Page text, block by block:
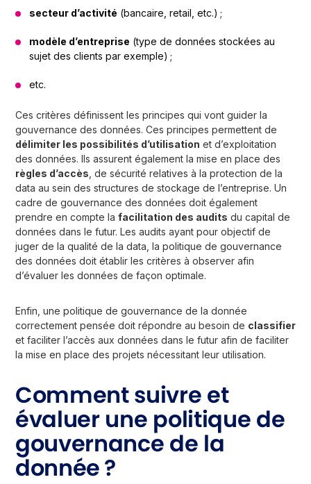
secteur d’activité (bancaire, retail, etc.) ;
modèle d’entreprise (type de données stockées au
sujet des clients par exemple) ;
etc.
Ces critères définissent les principes qui vont guider la
gouvernance des données. Ces principes permettent de
délimiter les possibilités d’utilisation et d’exploitation
des données. Ils assurent également la mise en place des
règles d’accès , de sécurité relatives à la protection de la
data au sein des structures de stockage de l’entreprise. Un
cadre de gouvernance des données doit également
prendre en compte la facilitation des audits du capital de
données dans le futur. Les audits ayant pour objectif de
juger de la qualité de la data, la politique de gouvernance
des données doit établir les critères à observer afin
d’évaluer les données de façon optimale.
Enfin, une politique de gouvernance de la donnée
correctement pensée doit répondre au besoin de classifier
et faciliter l’accès aux données dans le futur afin de faciliter
la mise en place des projets nécessitant leur utilisation.
Comment suivre et
évaluer une politique de
gouvernance de la
donnée ?